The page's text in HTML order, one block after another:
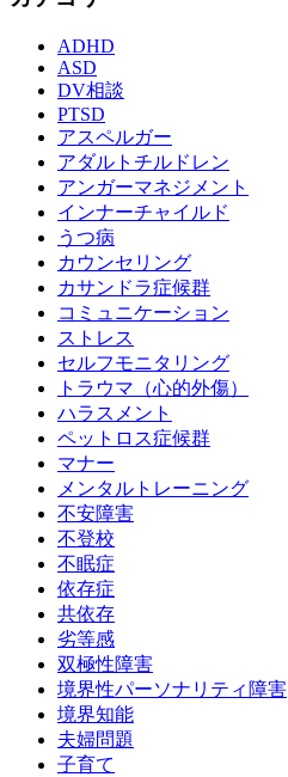
ADHD
ASD
DV相談
PTSD
アスペルガー
アダルトチルドレン
アンガーマネジメント
インナーチャイルド
うつ病
カウンセリング
カサンドラ症候群
コミュニケーション
ストレス
セルフモニタリング
トラウマ（心的外傷）
ハラスメント
ペットロス症候群
マナー
メンタルトレーニング
不安障害
不登校
不眠症
依存症
共依存
劣等感
双極性障害
境界性パーソナリティ障害
境界知能
夫婦問題
子育て